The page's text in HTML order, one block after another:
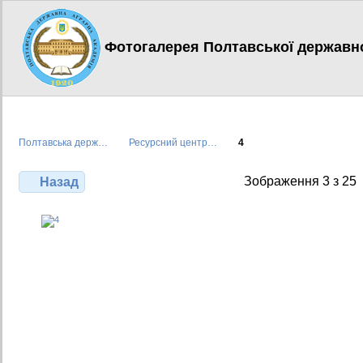
Фотогалерея Полтавської
Полтавська держ… Ресурсний центр… 4
Назад Зображення 3 з 25